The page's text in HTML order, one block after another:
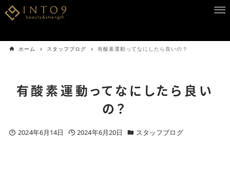
ホーム スタッフブログ 有酸素運動ってなにしたら良いの？
有酸素運動ってなにしたら良い
の？
2024年6月14日 2024年6月20日 スタッフブログ